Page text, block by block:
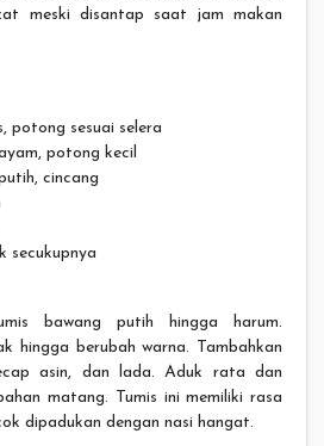
meski disantap saat jam makan
potong sesuai selera
potong kecil
cincang
secukupnya
bawang putih hingga harum.
hingga berubah warna. Tambahkan
asin, dan lada. Aduk rata dan
matang. Tumis ini memiliki rasa
dipadukan dengan nasi hangat.